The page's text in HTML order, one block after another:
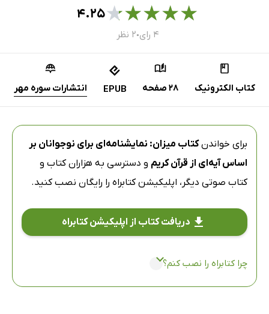
★
★
★
★
★۴.۲۵
۴ رای ● ۲ نظر
کتاب الکترونیک 28 صفحه EPUB انتشارات سوره مهر
برای خواندنکتاب میزان: نمایشنامه‌ای برای نوجوانان بر
اساس آیه‌ای از قرآن کریم و دسترسی به هزاران کتاب و
کتاب صوتی دیگر، اپلیکیشن کتابراه را رایگان نصب کنید.
دریافت کتاب از اپلیکیشن کتابراه
چرا کتابراه را نصب کنم؟